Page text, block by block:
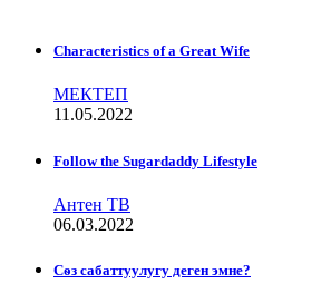
Characteristics of a Great Wife
МЕКТЕП
11.05.2022
Follow the Sugardaddy Lifestyle
Антен ТВ
06.03.2022
Сѳз сабаттуулугу деген эмне?